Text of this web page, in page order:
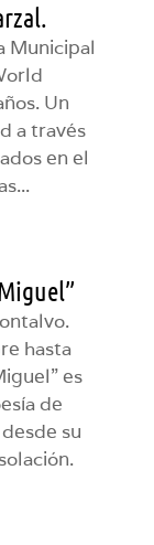
Municipal
Un
a través
en el
hasta
es
de
su